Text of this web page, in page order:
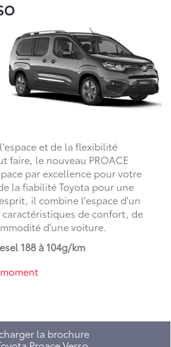
et de la flexibilité
faire, le nouveau PROACE
par excellence pour votre
la fiabilité Toyota pour une
il combine l'espace d'un
caractéristiques de confort, de
d'une voiture.
188 à 104g/km
la brochure